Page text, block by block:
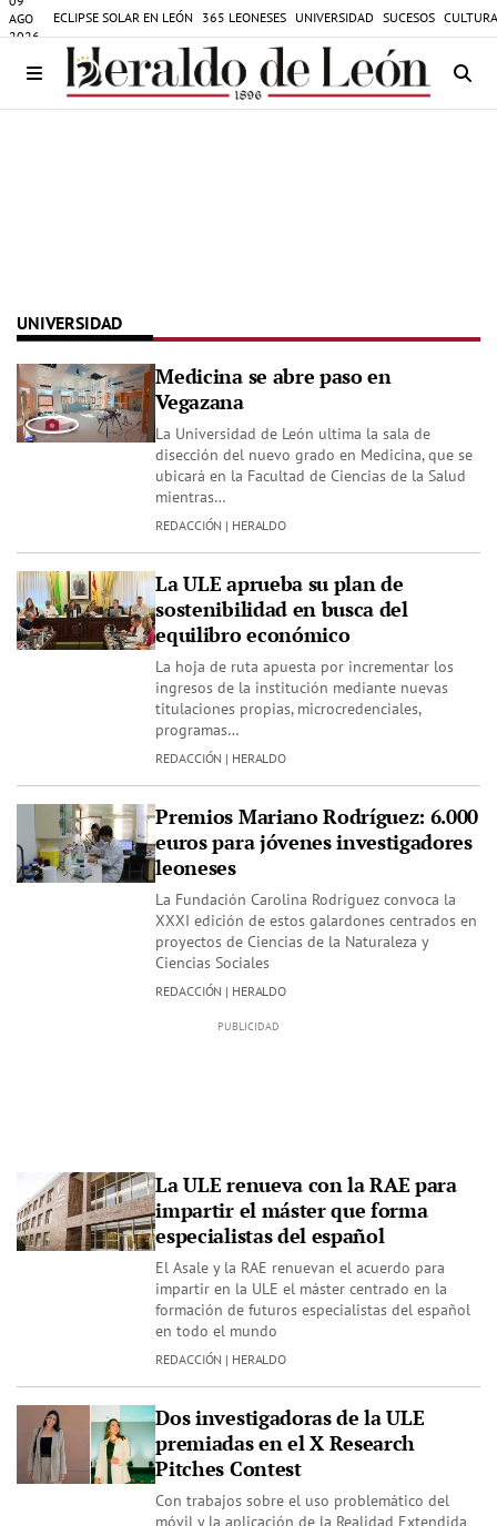
AGO
2026
ECLIPSE SOLAR EN LEÓN 365 LEONESES UNIVERSIDAD SUCESOS
UNIVERSIDAD
Medicina se abre paso en
Vegazana
La Universidad de León ultima la sala de
disección del nuevo grado en Medicina, que se
ubicará en la Facultad de Ciencias de la Salud
mientras…
REDACCIÓN | HERALDO
La ULE aprueba su plan de
sostenibilidad en busca del
equilibro económico
La hoja de ruta apuesta por incrementar los
ingresos de la institución mediante nuevas
titulaciones propias, microcredenciales,
programas…
REDACCIÓN | HERALDO
Premios Mariano Rodríguez: 6.000
euros para jóvenes investigadores
leoneses
La Fundación Carolina Rodríguez convoca la
XXXI edición de estos galardones centrados en
proyectos de Ciencias de la Naturaleza y
Ciencias Sociales
REDACCIÓN | HERALDO
La ULE renueva con la RAE para
impartir el máster que forma
especialistas del español
El Asale y la RAE renuevan el acuerdo para
impartir en la ULE el máster centrado en la
formación de futuros especialistas del español
en todo el mundo
REDACCIÓN | HERALDO
Dos investigadoras de la ULE
premiadas en el X Research
Pitches Contest
Con trabajos sobre el uso problemático del
móvil y la aplicación de la Realidad Extendida